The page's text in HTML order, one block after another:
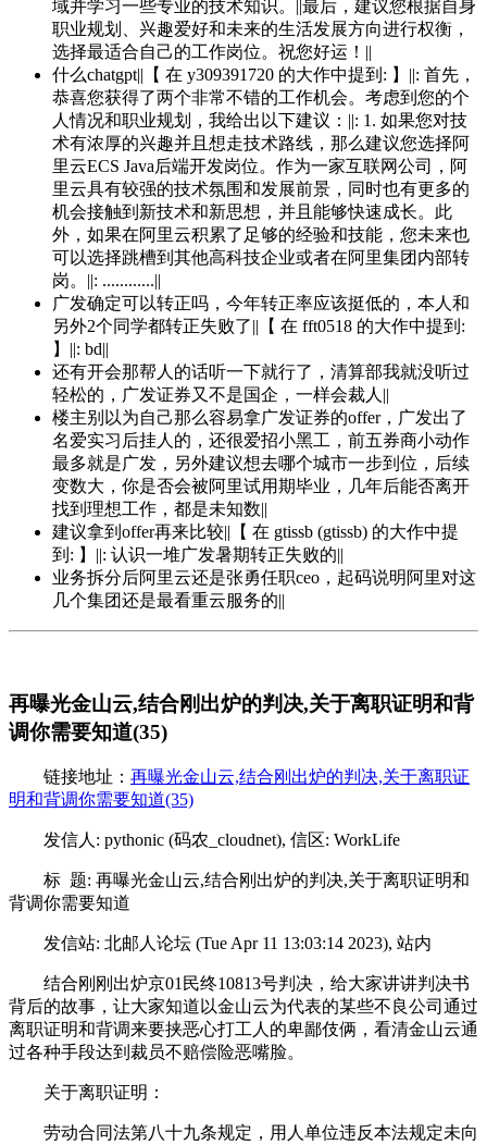
域并学习一些专业的技术知识。||最后，建议您根据自身
职业规划、兴趣爱好和未来的生活发展方向进行权衡，
选择最适合自己的工作岗位。祝您好运！||
什么chatgpt||【 在 y309391720 的大作中提到: 】||: 首先，
恭喜您获得了两个非常不错的工作机会。考虑到您的个
人情况和职业规划，我给出以下建议：||: 1. 如果您对技
术有浓厚的兴趣并且想走技术路线，那么建议您选择阿
里云ECS Java后端开发岗位。作为一家互联网公司，阿
里云具有较强的技术氛围和发展前景，同时也有更多的
机会接触到新技术和新思想，并且能够快速成长。此
外，如果在阿里云积累了足够的经验和技能，您未来也
可以选择跳槽到其他高科技企业或者在阿里集团内部转
岗。||: ............||
广发确定可以转正吗，今年转正率应该挺低的，本人和
另外2个同学都转正失败了||【 在 fft0518 的大作中提到:
】||: bd||
还有开会那帮人的话听一下就行了，清算部我就没听过
轻松的，广发证券又不是国企，一样会裁人||
楼主别以为自己那么容易拿广发证券的offer，广发出了
名爱实习后挂人的，还很爱招小黑工，前五券商小动作
最多就是广发，另外建议想去哪个城市一步到位，后续
变数大，你是否会被阿里试用期毕业，几年后能否离开
找到理想工作，都是未知数||
建议拿到offer再来比较||【 在 gtissb (gtissb) 的大作中提
到: 】||: 认识一堆广发暑期转正失败的||
业务拆分后阿里云还是张勇任职ceo，起码说明阿里对这
几个集团还是最看重云服务的||
再曝光金山云,结合刚出炉的判决,关于离职证明和背
调你需要知道(35)
链接地址： 再曝光金山云,结合刚出炉的判决,关于离职证
明和背调你需要知道(35)
发信人: pythonic (码农_cloudnet), 信区: WorkLife
标 题: 再曝光金山云,结合刚出炉的判决,关于离职证明和
背调你需要知道
发信站: 北邮人论坛 (Tue Apr 11 13:03:14 2023), 站内
结合刚刚出炉京01民终10813号判决，给大家讲讲判决书
背后的故事，让大家知道以金山云为代表的某些不良公司通过
离职证明和背调来要挟恶心打工人的卑鄙伎俩，看清金山云通
过各种手段达到裁员不赔偿险恶嘴脸。
关于离职证明：
劳动合同法第八十九条规定，用人单位违反本法规定未向